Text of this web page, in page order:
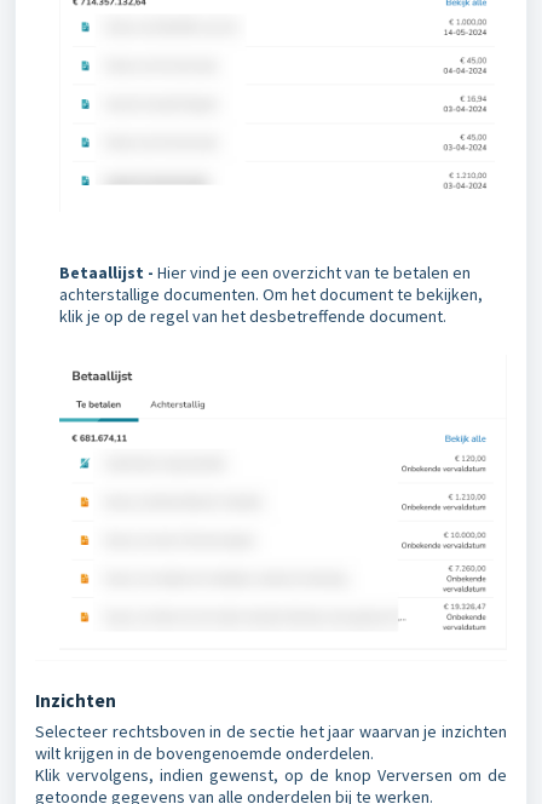
Betaallijst - Hier vind je een overzicht van te betalen en
achterstallige documenten. Om het document te bekijken,
klik je op de regel van het desbetreffende document.
Inzichten
Selecteer rechtsboven in de sectie het jaar waarvan je inzichten
wilt krijgen in de bovengenoemde onderdelen.
Klik vervolgens, indien gewenst, op de knop Verversen om de
getoonde gegevens van alle onderdelen bij te werken.